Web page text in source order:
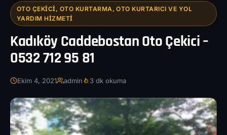
OTO ÇEKICI, OTO KURTARMA, OTO KURTARICI VE YOL
YARDIM HIZMETI
Kadıköy Caddebostan Oto Çekici –
0532 712 95 81
Ekim 4, 2021 admin 3 dk okuma